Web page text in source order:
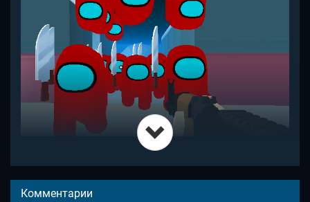
На первых порах в Among Us Shooter это пугает: враги
идут даже по потолку. Некоторые из них очень крупны, а
некоторые с ракетницами - уничтожайте их в первую
очередь. Бьют они довольно слабо, но их настолько
Комментарии